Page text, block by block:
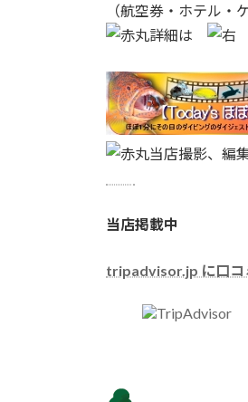
（航空券・ホテル・
詳細は
当店撮影、編
当店掲載中
tripadvisor.jp に口コ